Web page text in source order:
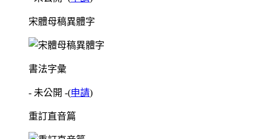
宋體母稿異體字
書法字彙
- 未公開 -(申請)
重訂直音篇